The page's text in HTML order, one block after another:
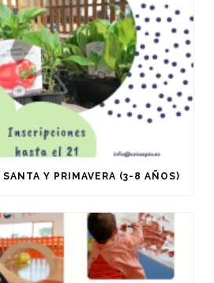
SANTA Y PRIMAVERA (3-8 AÑOS)